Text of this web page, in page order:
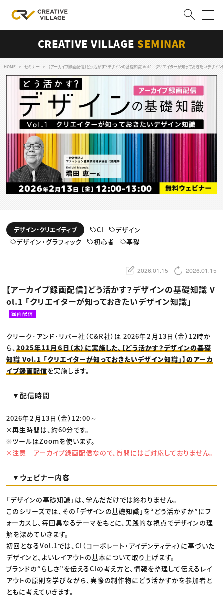
ログイン 会員登録
RECRUIT
クリエイター求人を探す
CREATIVE JOB求人検索
特集求人
採用説明会
転職支援サービス
CONTENTS
スキルアップしたい！
動画配信・映像制作
編集・ライティング
マーケティング
業界解説・キャリア事情
TOP Creator’s コラム トップ
Webクリエイター
アプリクリエイター
映像クリエイター
C＆R Magazine
セミナー
ニュース・トレンド
Web
映像
ゲーム・エンタメ
広告
出版
プロフェッショナル×つながる×メディア
CREATIVE VILLAGE SEMINAR
HOME セミナー 【アーカイブ録画配信】どう活かす？デザインの基礎知識 Vol.1 「クリエイターが知っておきたいデザイン
デザイン・クリエイティブ CI
デザイン
デザイン・グラフィック
初心者 基礎
2026.01.15 2026.01.15
【アーカイブ録画配信】どう活かす？デザインの基礎知識 V
ol.1 「クリエイターが知っておきたいデザイン知識」
録画配信
クリーク･アンド･リバー社（C&R社）は 2026年２月13日（金）12時か
ら、2025年11月６日（木）に実施した、【どう活かす？デザインの基礎
知識 Vol.1 「クリエイターが知っておきたいデザイン知識」】のアーカ
イブ録画配信を実施します。
▼配信時間
2026年２月13日（金）12:00～
※再生時間は、約60分です。
※ツールはZoomを使います。
※注意 アーカイブ録画配信なので、質問にはご対応しておりません。
▼ウェビナー内容
「デザインの基礎知識」は、学んだだけでは終わりません。
このシリーズでは、その「デザインの基礎知識」を“どう活かすか”にフ
ォーカスし、毎回異なるテーマをもとに、実践的な視点でデザインの理
解を深めていきます。
初回となるVol.1では、CI（コーポレート・アイデンティティ）に基づいた
デザインと、よいレイアウトの基本について取り上げます。
ブランドの“らしさ”を伝えるCIの考え方と、情報を整理して伝えるレイ
アウトの原則を学びながら、実際の制作物にどう活かすかを参加者と
ともに考えていきます。